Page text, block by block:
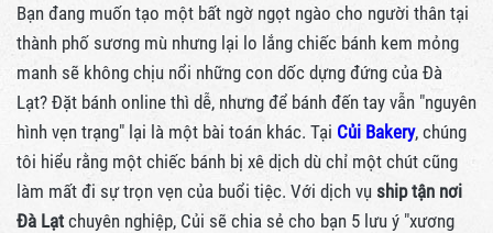
Bạn đang muốn tạo một bất ngờ ngọt ngào cho người thân tại
thành phố sương mù nhưng lại lo lắng chiếc bánh kem mỏng
manh sẽ không chịu nổi những con dốc dựng đứng của Đà
Lạt? Đặt bánh online thì dễ, nhưng để bánh đến tay vẫn "nguyên
hình vẹn trạng" lại là một bài toán khác. Tại Củi Bakery, chúng
tôi hiểu rằng một chiếc bánh bị xê dịch dù chỉ một chút cũng
làm mất đi sự trọn vẹn của buổi tiệc. Với dịch vụ ship tận nơi
Đà Lạt chuyên nghiệp, Củi sẽ chia sẻ cho bạn 5 lưu ý "xương